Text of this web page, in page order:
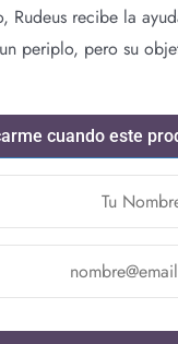
Rudeus recibe la
periplo, pero su
cuando este